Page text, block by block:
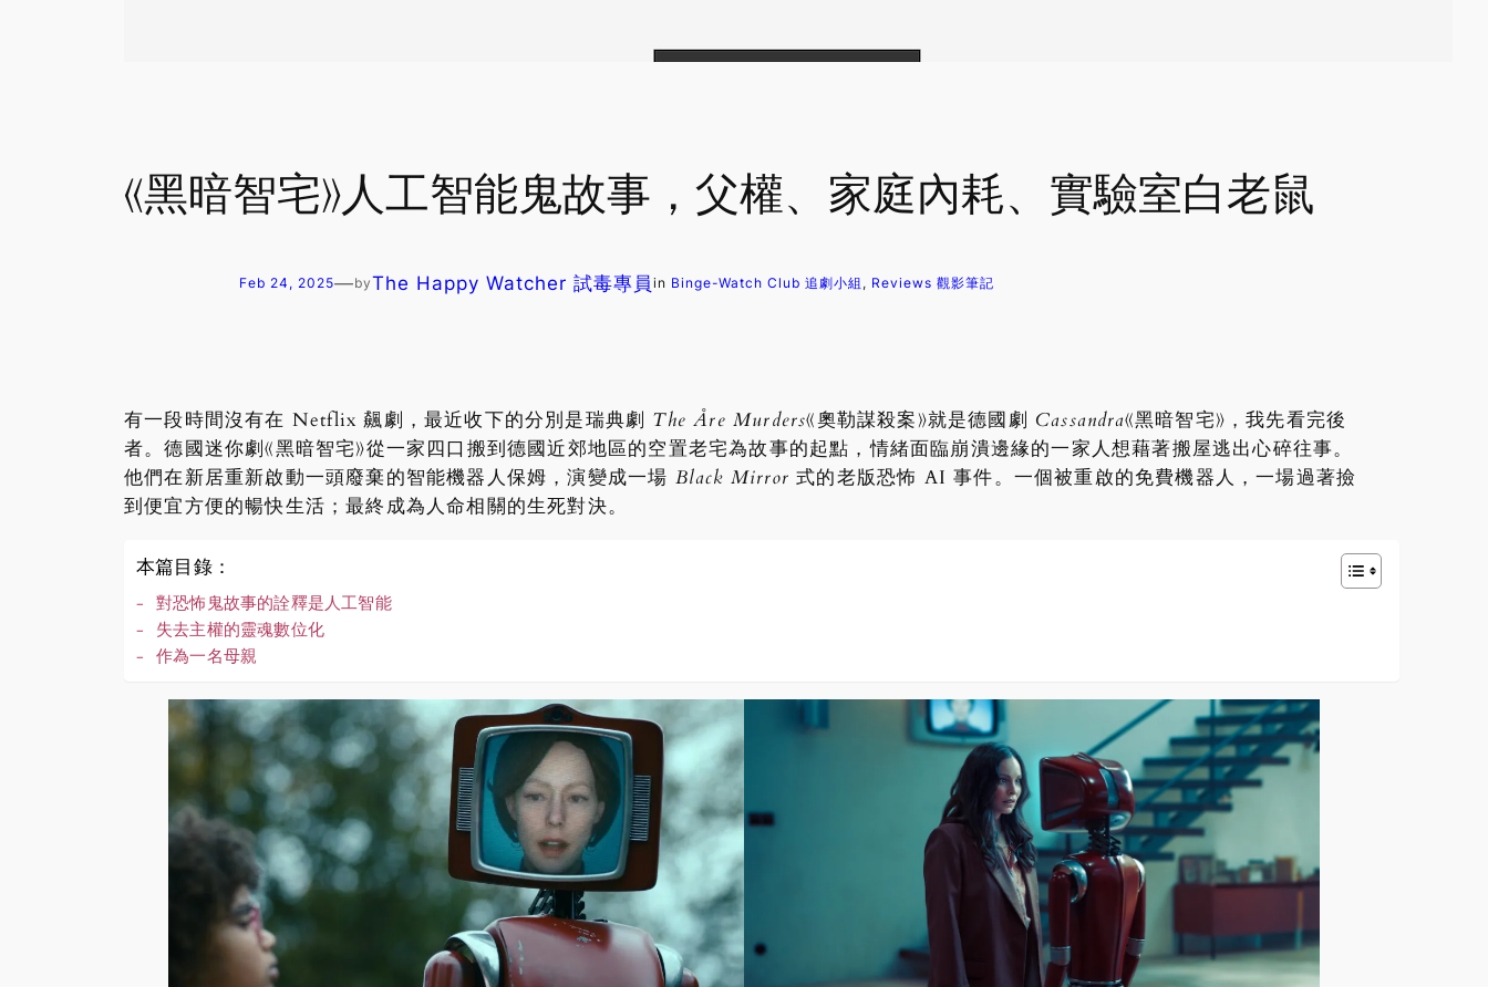
《黑暗智宅》人工智能鬼故事，父權、家庭內耗、實驗室白老鼠
Feb 24, 2025—byThe Happy Watcher 試毒專員 in Binge-Watch Club 追劇小組 , Reviews 觀影筆記
有一段時間沒有在 Netflix 飆劇，最近收下的分別是瑞典劇 The Åre Murders《奧勒謀殺案》就是德國劇 Cassandra《黑暗智宅》，我先看完後
者。德國迷你劇《黑暗智宅》從一家四口搬到德國近郊地區的空置老宅為故事的起點，情緒面臨崩潰邊緣的一家人想藉著搬屋逃出心碎往事。
他們在新居重新啟動一頭廢棄的智能機器人保姆，演變成一場 Black Mirror 式的老版恐怖 AI 事件。一個被重啟的免費機器人，一場過著撿
到便宜方便的暢快生活；最終成為人命相關的生死對決。
本篇目錄：
對恐怖鬼故事的詮釋是人工智能
失去主權的靈魂數位化
作為一名母親